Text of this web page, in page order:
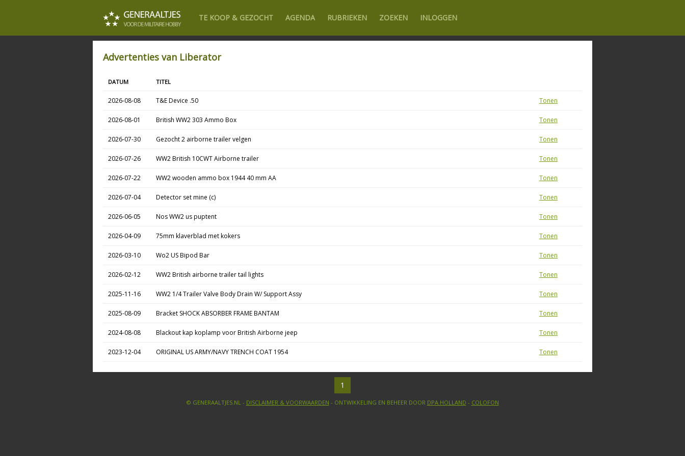
TE KOOP & GEZOCHT AGENDA RUBRIEKEN ZOEKEN INLOGGEN
Advertenties van Liberator
DATUM TITEL
2026-08-08 T&E Device .50 Tonen
2026-08-01 British WW2 303 Ammo Box Tonen
2026-07-30 Gezocht 2 airborne trailer velgen Tonen
2026-07-26 WW2 British 10CWT Airborne trailer Tonen
2026-07-22 WW2 wooden ammo box 1944 40 mm AA Tonen
2026-07-04 Detector set mine (c) Tonen
2026-06-05 Nos WW2 us puptent Tonen
2026-04-09 75mm klaverblad met kokers Tonen
2026-03-10 Wo2 US Bipod Bar Tonen
2026-02-12 WW2 British airborne trailer tail lights Tonen
2025-11-16 WW2 1/4 Trailer Valve Body Drain W/ Support Assy Tonen
2025-08-09 Bracket SHOCK ABSORBER FRAME BANTAM Tonen
2024-08-08 Blackout kap koplamp voor British Airborne jeep Tonen
2023-12-04 ORIGINAL US ARMY/NAVY TRENCH COAT 1954 Tonen
1
© GENERAALTJES.NL - DISCLAIMER & VOORWAARDEN - ONTWIKKELING EN BEHEER DOOR DPA HOLLAND - COLOFON